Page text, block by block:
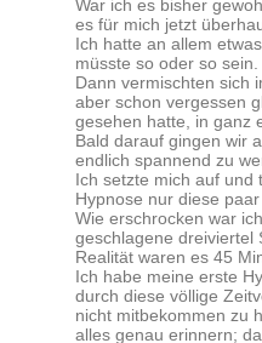
War ich es bisher
es für mich jetzt
Ich hatte an allem
müsste so oder so sein.
Dann vermischten sich
aber schon vergessen
gesehen hatte, in ganz
Bald darauf gingen wir
endlich spannend zu
Ich setzte mich auf und
Hypnose nur diese
Wie erschrocken war
geschlagene dreiviertel
Realität waren es 45
Ich habe meine erste
durch diese völlige
nicht mitbekommen zu
alles genau erinnern;